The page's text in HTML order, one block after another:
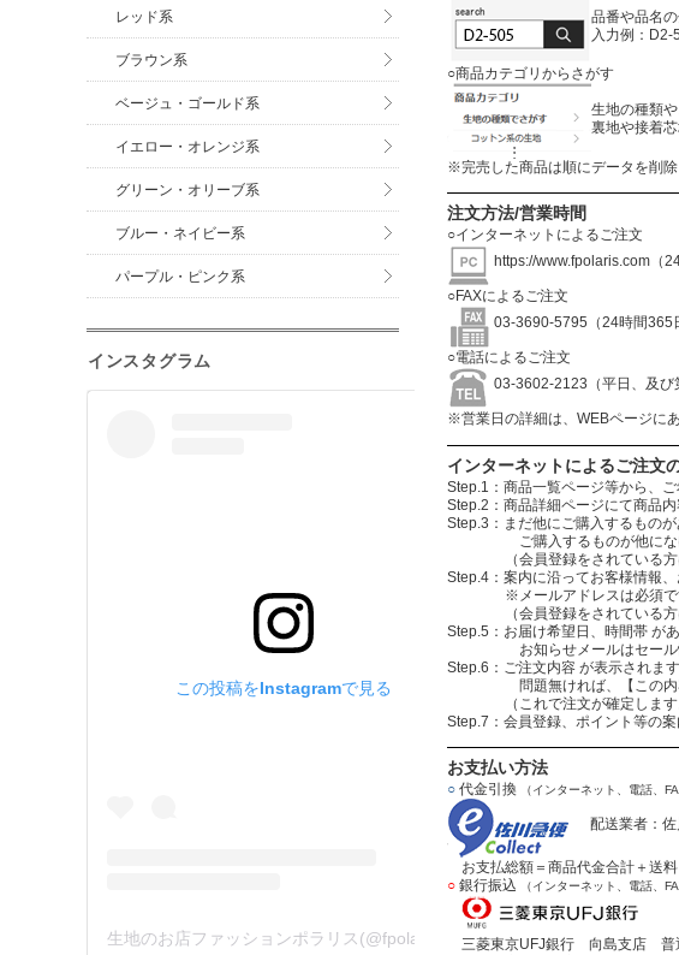
品番や品名
入力例：
○商品カテゴリからさがす
生地の種類
裏地や接着
※完売した商品は順にデータを削
注文方法/営業時間
○インターネットによるご注文
https://www.fpolaris.com （
○FAXによるご注文
03-3690-5795（24時間365
○電話によるご注文
03-3602-2123（平日、及び
※営業日の詳細は、WEBページに
インターネットによるご注文
Step.1：商品一覧ページ等から、
Step.2：商品詳細ページにて商品
Step.3：まだ他にご購入するもの
ご購入するものが他になけれ
（会員登録をされている方はID
Step.4：案内に沿ってお客様情報
※メールアドレスは必須です。
（会員登録をされている方は
Step.5：お届け希望日、時間帯 が
お知らせメールはセール情報
Step.6：ご注文内容 が表示されま
問題無ければ、【この内容で
（これで注文が確定します。
Step.7：会員登録、ポイント等の
お支払い方法
○ 代金引換 （インターネット、電話、
配送業者：佐
お支払総額＝商品代金合計＋送
○ 銀行振込 （インターネット、電話、
三菱東京UFJ銀行 向島支店 普
レッド系
ブラウン系
ベージュ・ゴールド系
イエロー・オレンジ系
グリーン・オリーブ系
ブルー・ネイビー系
パープル・ピンク系
インスタグラム
この投稿をInstagramで見る